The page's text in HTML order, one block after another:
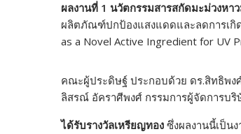
ผลงานที่ 1 นวัตกรรมสารสกัดมะม่วงหา
ผลิตภัณฑ์ปกป้องแสงแดดและลดการเกิด
as a Novel Active Ingredient for UV
คณะผู้ประดิษฐ์ ประกอบด้วย ดร.สิทธิพ
ลิสรณ์ อัคราศีพงศ์ กรรมการผู้จัดการบ
ได้รับรางวัลเหรียญทอง ซึ่งผลงานนี้เป็น